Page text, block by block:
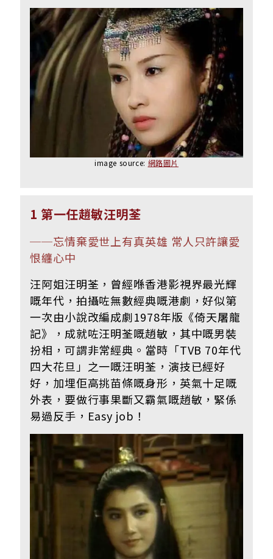
image source: 網路圖片
1 第一任趙敏汪明荃
──忘情棄愛世上有真英雄 常人只許讓愛
恨纏心中
汪阿姐汪明荃，曾經喺香港影視界最光輝
嘅年代，拍攝咗無數經典嘅港劇，好似第
一次由小說改編成劇1978年版《倚天屠龍
記》，成就咗汪明荃嘅趙敏，其中嘅男裝
扮相，可謂非常經典。當時「TVB 70年代
四大花旦」之一嘅汪明荃，演技已經好
好，加埋佢高挑苗條嘅身形，英氣十足嘅
外表，要做行事果斷又霸氣嘅趙敏，緊係
易過反手，Easy job！